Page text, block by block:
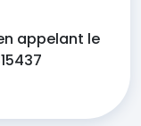
appelant le